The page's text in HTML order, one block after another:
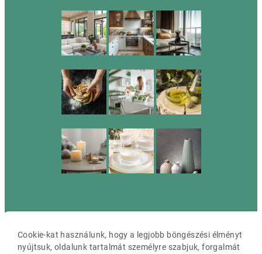
Cookie-kat használunk, hogy a legjobb böngészési élményt
nyújtsuk, oldalunk tartalmát személyre szabjuk, forgalmát